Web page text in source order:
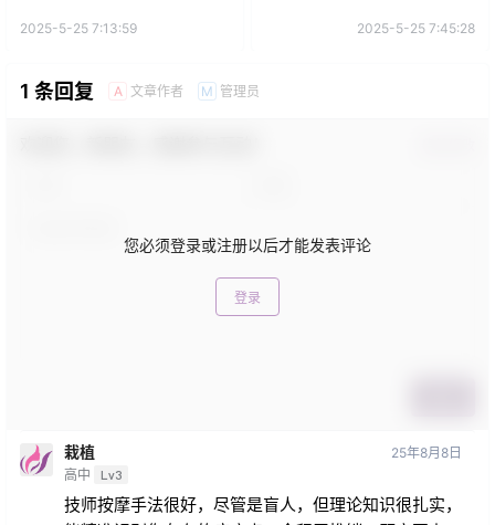
2025-5-25 7:13:59 2025-5-25 7:45:28
1 条回复 A 文章作者 M 管理员
您必须登录或注册以后才能发表评论
登录
栽植
高中 Lv3
25年8月8日
技师按摩手法很好，尽管是盲人，但理论知识很扎实，